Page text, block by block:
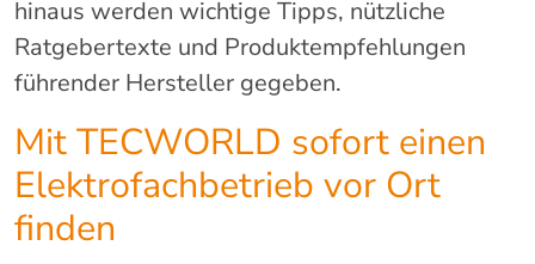
hinaus werden wichtige Tipps, nützliche
Ratgebertexte und Produktempfehlungen
führender Hersteller gegeben.
Mit TECWORLD sofort einen
Elektrofachbetrieb vor Ort
finden